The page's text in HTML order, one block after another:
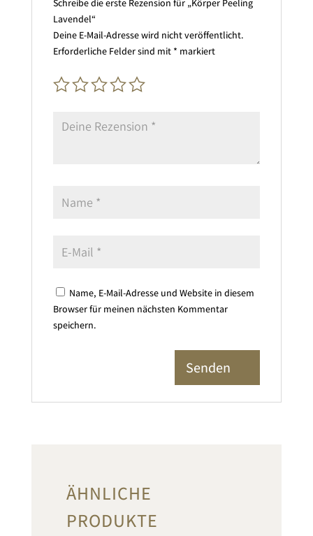
Schreibe die erste Rezension für „Körper Peeling
Lavendel“
Deine E-Mail-Adresse wird nicht veröffentlicht.
Erforderliche Felder sind mit * markiert
Name, E-Mail-Adresse und Website in diesem
Browser für meinen nächsten Kommentar
speichern.
ÄHNLICHE
PRODUKTE